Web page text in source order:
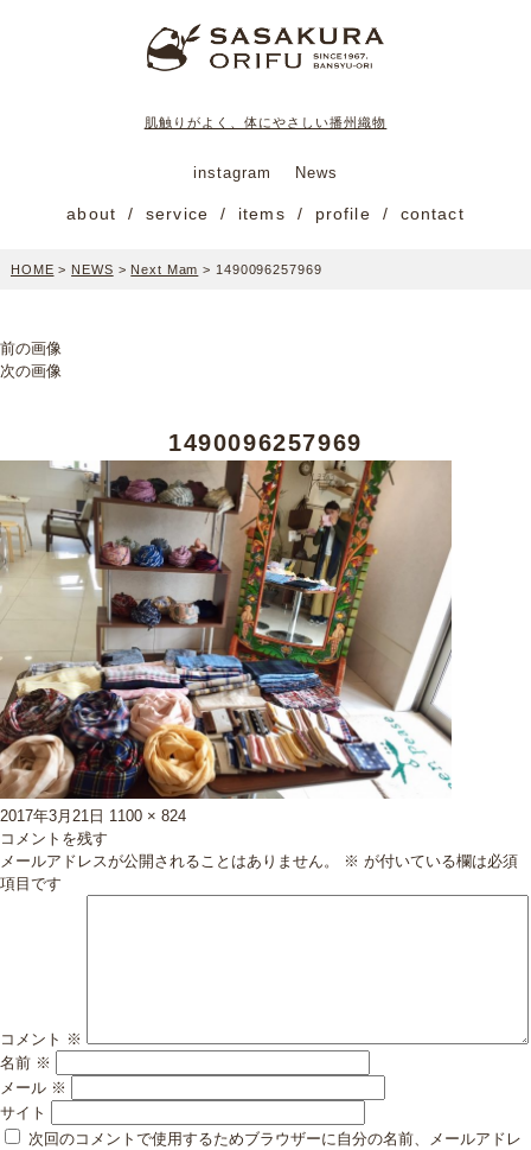
肌触りがよく、体にやさしい播州織物
instagram News
about service items profile contact
HOME > NEWS > Next Mam > 1490096257969
前の画像
次の画像
1490096257969
投
稿
日:
2017年3月21日 フ
サ
1100 × 824
コメントを残す
メールアドレスが公開されることはありません。
※ が付いている欄は必須
項目です
コメント ※
名前 ※
メール ※
サイト
次回のコメントで使用するためブラウザーに自分の名前、メールアドレ